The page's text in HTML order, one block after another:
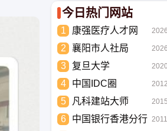
今日热门网站
1 康强医疗人才网
2
襄阳市人社局
3
复旦大学
4
中国IDC圈
5
凡科建站大师
6
中国银行香港分行